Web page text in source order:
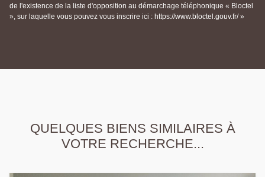
de l'existence de la liste d'opposition au démarchage téléphonique « Bloctel
», sur laquelle vous pouvez vous inscrire ici : https://www.bloctel.gouv.fr/ »
QUELQUES BIENS SIMILAIRES À
VOTRE RECHERCHE...